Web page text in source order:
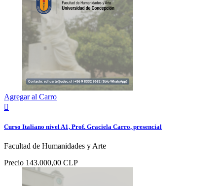
Agregar al Carro

Curso Italiano nivel A1, Prof. Graciela Carro, presencial
Facultad de Humanidades y Arte
Precio 143.000,00 CLP